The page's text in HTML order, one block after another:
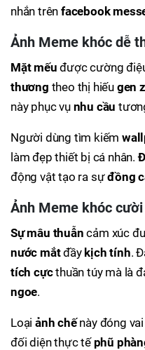
nhắn trên facebook
Ảnh Meme khóc dễ
Mặt mếu được cường
thương theo thị hiếu gen z
này phục vụ nhu cầu
Người dùng tìm kiếm
làm đẹp thiết bị cá nhân.
động vật tạo ra sựđồng
Ảnh Meme khóc cười
Sự mâu thuẫn cảm xúc
nước mắtđầy kịch tính.
tích cựcthuần túy mà là
ngoe.
Loại ảnh chếnày đóng
đối diện thực tế phũ